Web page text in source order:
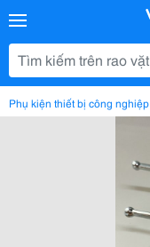
Phụ kiện thiết bị công nghiệp